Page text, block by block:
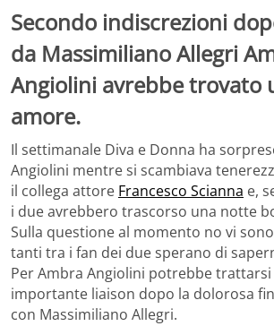
Secondo indiscrezioni
da Massimiliano Allegri
Angiolini avrebbe trovato
amore.
Il settimanale Diva e Donna ha
Angiolini mentre si scambiava
il collega attore Francesco Scianna e,
i due avrebbero trascorso una notte
Sulla questione al momento no vi
tanti tra i fan dei due sperano di
Per Ambra Angiolini potrebbe
importante liaison dopo la dolorosa
con Massimiliano Allegri.